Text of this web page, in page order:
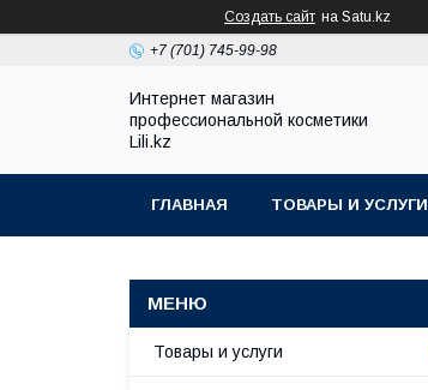
Создать сайт на Satu.kz
+7 (701) 745-99-98
Интернет магазин
профессиональной косметики
Lili.kz
ГЛАВНАЯ ТОВАРЫ И УСЛУГИ
Товары и услуги